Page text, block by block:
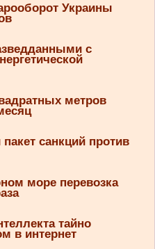
Украины
с
метров
санкций против
море перевозка
тайно
в интернет